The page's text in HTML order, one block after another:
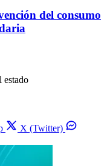
del consumo
X (Twitter)